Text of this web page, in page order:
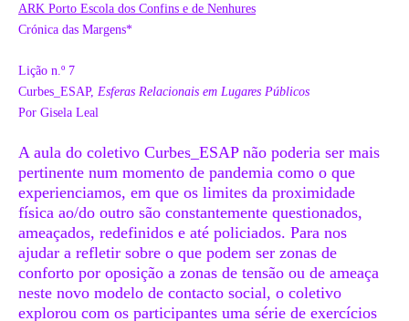
ARK Porto Escola dos Confins e de Nenhures
Crónica das Margens*
Lição n.º 7
Curbes_ESAP, Esferas Relacionais em Lugares Públicos
Por Gisela Leal
A aula do coletivo Curbes_ESAP não poderia ser mais
pertinente num momento de pandemia como o que
experienciamos, em que os limites da proximidade
física ao/do outro são constantemente questionados,
ameaçados, redefinidos e até policiados. Para nos
ajudar a refletir sobre o que podem ser zonas de
conforto por oposição a zonas de tensão ou de ameaça
neste novo modelo de contacto social, o coletivo
explorou com os participantes uma série de exercícios